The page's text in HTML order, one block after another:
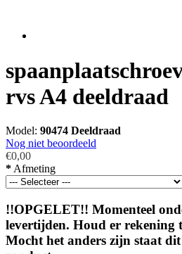
rvs A4 deeldraad
Model: 90474 Deeldraad
Nog niet beoordeeld
€0,00
* Afmeting
!!OPGELET!! Momenteel
levertijden. Houd er rekening
Mocht het anders zijn staat